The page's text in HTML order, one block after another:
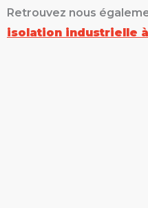
Retrouvez nous
isolation industrielle